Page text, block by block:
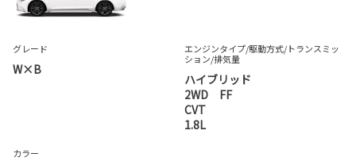
グレード
W×B
エンジンタイプ/駆動方式/トランスミッ
ション/排気量
ハイブリッド
2WD FF
CVT
1.8L
カラー